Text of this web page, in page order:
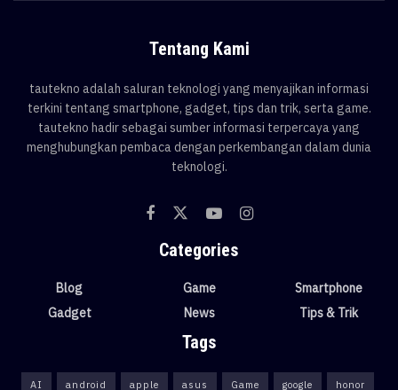
Tentang Kami
tautekno adalah saluran teknologi yang menyajikan informasi
terkini tentang smartphone, gadget, tips dan trik, serta game.
tautekno hadir sebagai sumber informasi terpercaya yang
menghubungkan pembaca dengan perkembangan dalam dunia
teknologi.
Categories
Blog
Gadget
Game
News
Smartphone
Tips & Trik
Tags
AI android apple asus Game google honor